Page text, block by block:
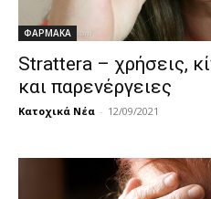
ΦΑΡΜΑΚΑ
Strattera – χρήσεις,
και παρενέργειες
Κατοχικά Νέα - 12/09/2021